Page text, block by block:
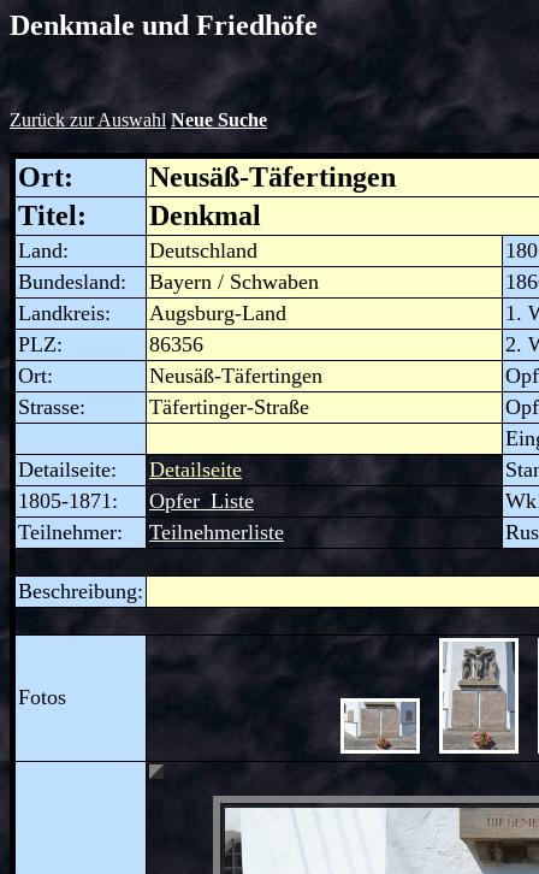
Denkmale und Friedhöfe
Zurück zur Auswahl Neue Suche
Ort:
Neusäß-Täfertingen
Titel:
Denkmal
Land: Deutschland
Bundesland:
Bayern / Schwaben
Landkreis:
Augsburg-Land
1.
PLZ:
86356
2.
Ort:
Neusäß-Täfertingen
Strasse:
Täfertinger-Straße
Detailseite: Detailseite
1805-1871 : Opfer_Liste
Teilnehmer: Teilnehmerliste
Beschreibung:
Fotos